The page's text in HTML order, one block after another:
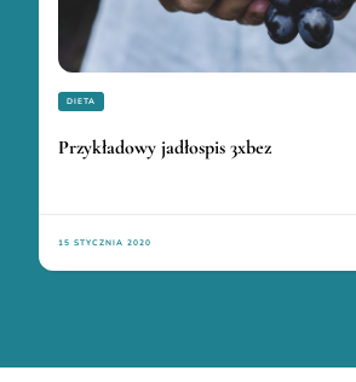
DIETA
Przykładowy jadłospis 3xbez
15 STYCZNIA 2020